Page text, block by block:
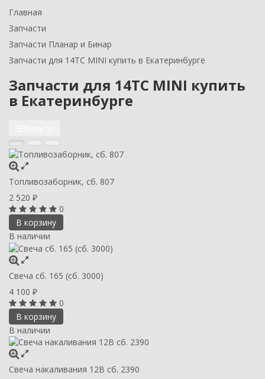
Главная
Запчасти
Запчасти Планар и Бинар
Запчасти для 14ТС MINI купить в Екатеринбурге
Запчасти для 14ТС MINI купить
в Екатеринбурге
Топливозаборник, сб. 807
2 520 ₽
0
В корзину
В наличии
Свеча сб. 165 (сб. 3000)
4 100 ₽
0
В корзину
В наличии
Свеча накаливания 12В сб. 2390